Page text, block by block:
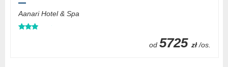
Aanari Hotel & Spa
od 5725 zł /os.